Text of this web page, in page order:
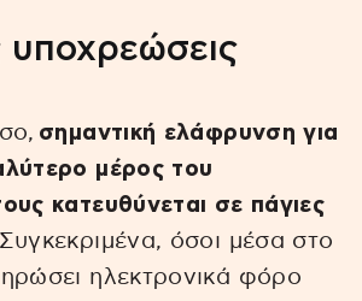
υποχρεώσεις
σημαντική ελάφρυνση για
μέρος του
κατευθύνεται σε πάγιες
όσοι μέσα στο
ηλεκτρονικά φόρο